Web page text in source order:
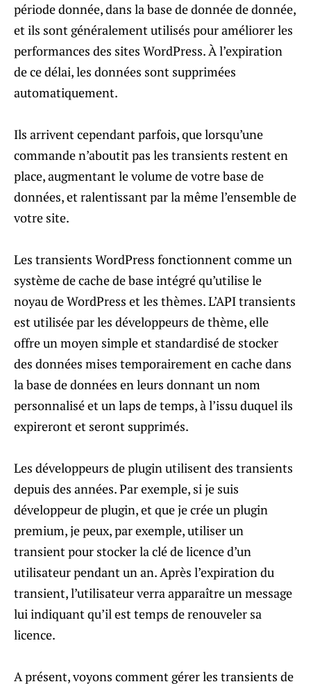
période donnée, dans la base de donnée de donnée,
et ils sont généralement utilisés pour améliorer les
performances des sites WordPress. À l’expiration
de ce délai, les données sont supprimées
automatiquement.
Ils arrivent cependant parfois, que lorsqu’une
commande n’aboutit pas les transients restent en
place, augmentant le volume de votre base de
données, et ralentissant par la même l’ensemble de
votre site.
Les transients WordPress fonctionnent comme un
système de cache de base intégré qu’utilise le
noyau de WordPress et les thèmes. L’API transients
est utilisée par les développeurs de thème, elle
offre un moyen simple et standardisé de stocker
des données mises temporairement en cache dans
la base de données en leurs donnant un nom
personnalisé et un laps de temps, à l’issu duquel ils
expireront et seront supprimés.
Les développeurs de plugin utilisent des transients
depuis des années. Par exemple, si je suis
développeur de plugin, et que je crée un plugin
premium, je peux, par exemple, utiliser un
transient pour stocker la clé de licence d’un
utilisateur pendant un an. Après l’expiration du
transient, l’utilisateur verra apparaître un message
lui indiquant qu’il est temps de renouveler sa
licence.
A présent, voyons comment gérer les transients de